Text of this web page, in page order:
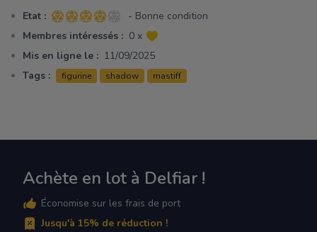
Etat : 4 sur 5 étoiles
- Bonne condition
Membres intéressés : 0 x
Mis en ligne le : 11/09/2025
Tags :
figurine shadow mastiff
Achète en lot à Delfiar !
Économise sur les frais de port
Jusqu'à 15% de réduction !